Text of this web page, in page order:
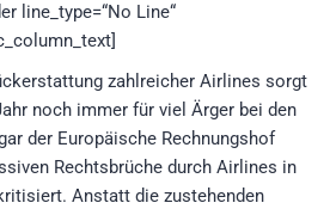
line_type=“No Line“
zahlreicher Airlines sorgt
noch immer für viel Ärger bei den
der Europäische Rechnungshof
Rechtsbrüche durch Airlines in
Anstatt die zustehenden